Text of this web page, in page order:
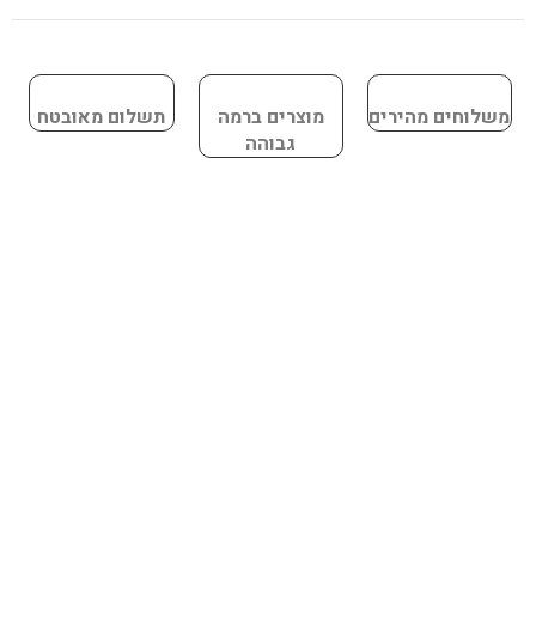
משלוחים מהירים
מוצרים ברמה
גבוהה
תשלום מאובטח